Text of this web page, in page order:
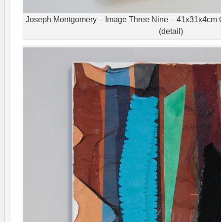
Joseph Montgomery – Image Three Nine – 41x31x4cm
(detail)